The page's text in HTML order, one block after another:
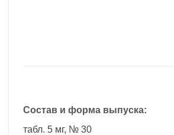
Состав и форма выпуска:
табл. 5 мг, № 30